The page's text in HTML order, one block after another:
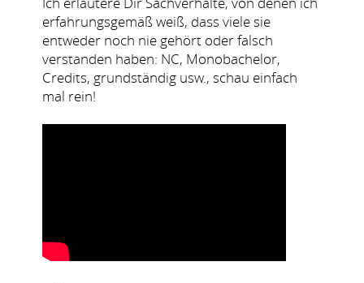
erfahrungsgemäß weiß, dass viele sie
entweder noch nie gehört oder falsch
verstanden haben: NC, Monobachelor,
Credits, grundständig usw., schau einfach
mal rein!